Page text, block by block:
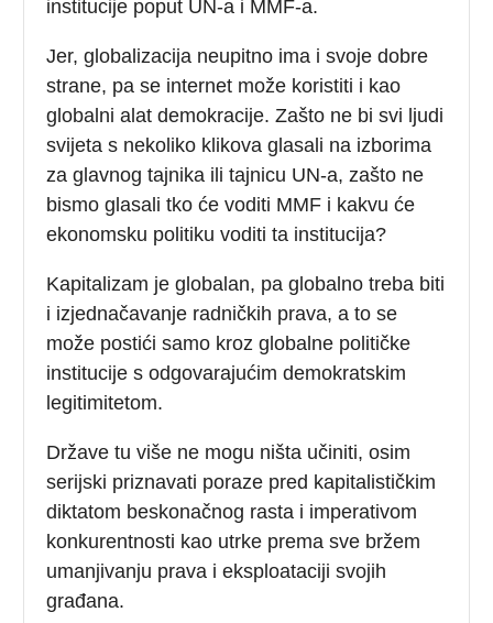
institucije poput UN-a i MMF-a.
Jer, globalizacija neupitno ima i svoje dobre
strane, pa se internet može koristiti i kao
globalni alat demokracije. Zašto ne bi svi ljudi
svijeta s nekoliko klikova glasali na izborima
za glavnog tajnika ili tajnicu UN-a, zašto ne
bismo glasali tko će voditi MMF i kakvu će
ekonomsku politiku voditi ta institucija?
Kapitalizam je globalan, pa globalno treba biti
i izjednačavanje radničkih prava, a to se
može postići samo kroz globalne političke
institucije s odgovarajućim demokratskim
legitimitetom.
Države tu više ne mogu ništa učiniti, osim
serijski priznavati poraze pred kapitalističkim
diktatom beskonačnog rasta i imperativom
konkurentnosti kao utrke prema sve bržem
umanjivanju prava i eksploataciji svojih
građana.